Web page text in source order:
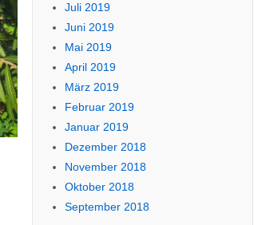
Juli 2019
Juni 2019
Mai 2019
April 2019
März 2019
Februar 2019
Januar 2019
Dezember 2018
November 2018
Oktober 2018
September 2018